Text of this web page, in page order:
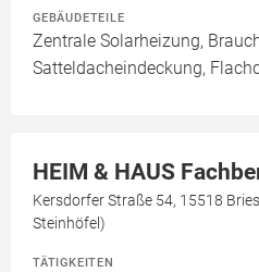
GEBÄUDETEILE
Zentrale Solarheizung,
Satteldacheindeckung,
HEIM & HAUS
Kersdorfer Straße 54, 15518
Steinhöfel)
TÄTIGKEITEN